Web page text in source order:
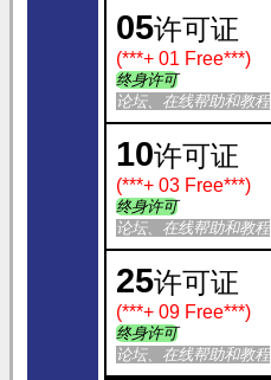
05许可证
(***+ 01 Free***)
终身许可
论坛、在线帮助和教程
10许可证
(***+ 03 Free***)
终身许可
论坛、在线帮助和教程
25许可证
(***+ 09 Free***)
终身许可
论坛、在线帮助和教程